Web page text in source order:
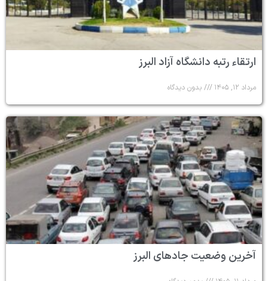
ارتقاء رتبه دانشگاه آزاد البرز
مرداد ۱۲, ۱۴۰۵ بدون دیدگاه
آخرین وضعیت جادهای البرز